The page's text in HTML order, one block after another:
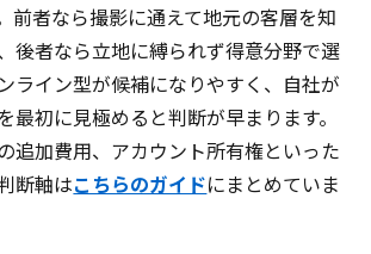
前者なら撮影に通えて地元の客層を知
後者なら立地に縛られず得意分野で選
ライン型が候補になりやすく、自社が
最初に見極めると判断が早まります。
追加費用、アカウント所有権といった
断軸はこちらのガイドにまとめていま